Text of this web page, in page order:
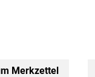
Merkzettel